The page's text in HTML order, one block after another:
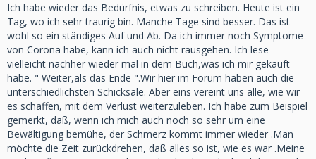
Ich habe wieder das Bedürfnis, etwas zu schreiben. Heute ist ein
Tag, wo ich sehr traurig bin. Manche Tage sind besser. Das ist
wohl so ein ständiges Auf und Ab. Da ich immer noch Symptome
von Corona habe, kann ich auch nicht rausgehen. Ich lese
vielleicht nachher wieder mal in dem Buch,was ich mir gekauft
habe. " Weiter,als das Ende ".Wir hier im Forum haben auch die
unterschiedlichsten Schicksale. Aber eins vereint uns alle, wie wir
es schaffen, mit dem Verlust weiterzuleben. Ich habe zum Beispiel
gemerkt, daß, wenn ich mich auch noch so sehr um eine
Bewältigung bemühe, der Schmerz kommt immer wieder .Man
möchte die Zeit zurückdrehen, daß alles so ist, wie es war .Meine